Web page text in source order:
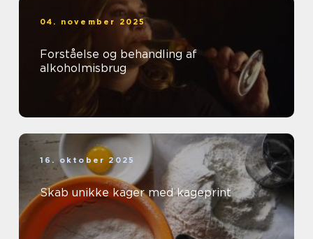
04. november 2025
Forståelse og behandling af
alkoholmisbrug
16. oktober 2025
Skab unikke kager med kageprint